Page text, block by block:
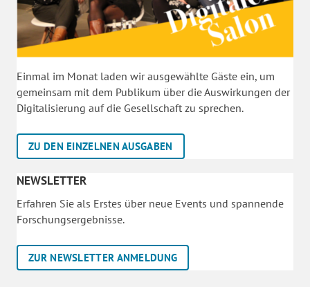
Einmal im Monat laden wir ausgewählte Gäste ein, um
gemeinsam mit dem Publikum über die Auswirkungen der
Digitalisierung auf die Gesellschaft zu sprechen.
ZU DEN EINZELNEN AUSGABEN
NEWSLETTER
Erfahren Sie als Erstes über neue Events und spannende
Forschungsergebnisse.
ZUR NEWSLETTER ANMELDUNG